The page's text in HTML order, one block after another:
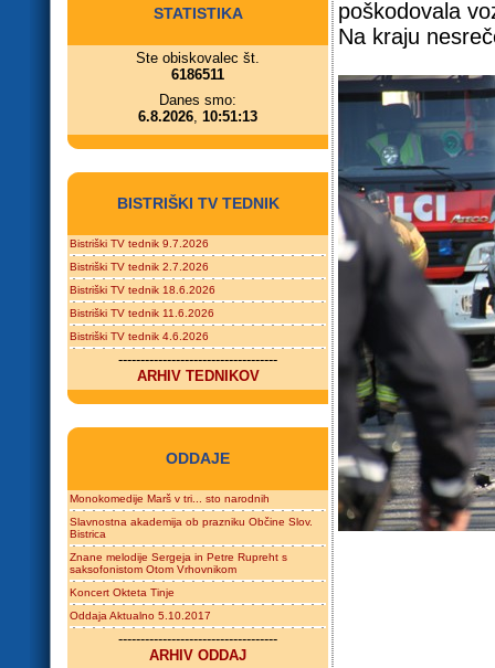
STATISTIKA
Ste obiskovalec št.
6186511
Danes smo:
6.8.2026, 10:51:13
BISTRIŠKI TV TEDNIK
Bistriški TV tednik 9.7.2026
Bistriški TV tednik 2.7.2026
Bistriški TV tednik 18.6.2026
Bistriški TV tednik 11.6.2026
Bistriški TV tednik 4.6.2026
------------------------------------
ARHIV TEDNIKOV
ODDAJE
Monokomedije Marš v tri... sto narodnih
Slavnostna akademija ob prazniku Občine Slov.
Bistrica
Znane melodije Sergeja in Petre Rupreht s
saksofonistom Otom Vrhovnikom
Koncert Okteta Tinje
Oddaja Aktualno 5.10.2017
------------------------------------
ARHIV ODDAJ
poškodovala
Na kraju